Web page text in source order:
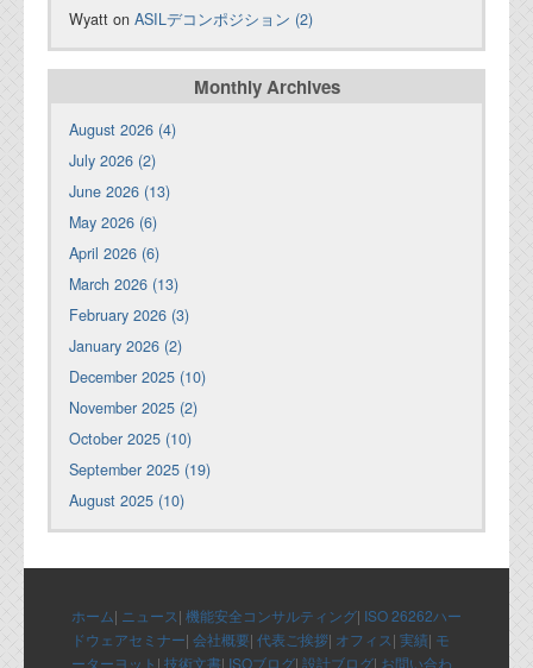
Wyatt on ASILデコンポジション (2)
Monthly Archives
August 2026 (4)
July 2026 (2)
June 2026 (13)
May 2026 (6)
April 2026 (6)
March 2026 (13)
February 2026 (3)
January 2026 (2)
December 2025 (10)
November 2025 (2)
October 2025 (10)
September 2025 (19)
August 2025 (10)
ホーム| ニュース| 機能安全コンサルティング| ISO 26262ハー
ドウェアセミナー| 会社概要| 代表ご挨拶| オフィス| 実績| モ
ーターヨット | 技術文書| ISOブログ| 設計ブログ| お問い合わ